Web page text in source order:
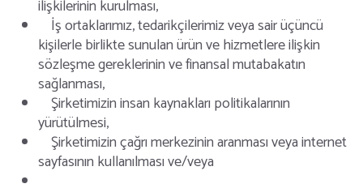
ilişkilerinin kurulması,
İş ortaklarımız, tedarikçilerimiz veya sair üçüncü
kişilerle birlikte sunulan ürün ve hizmetlere ilişkin
sözleşme gereklerinin ve finansal mutabakatın
sağlanması,
Şirketimizin insan kaynakları politikalarının
yürütülmesi,
Şirketimizin çağrı merkezinin aranması veya internet
sayfasının kullanılması ve/veya